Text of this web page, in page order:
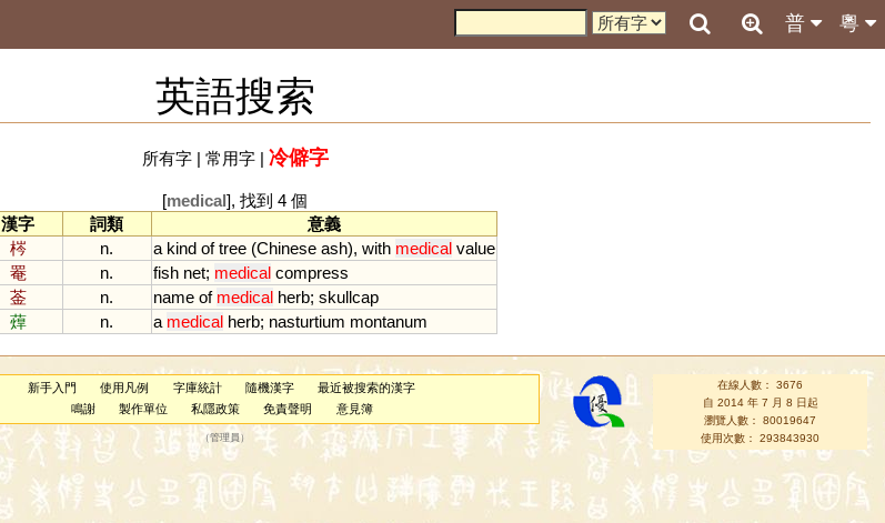
粵
普
英語搜索
所有字| 常用字| 冷僻字
[medical], 找到 4 個
漢字
詞類
意義
梣
n. a kind of tree(Chinese ash), with medical value
罨
n. fish net; medical compress
菳
n. name of medical herb; skullcap
蔊
n. a medical herb; nasturtium montanum
新手入門 使用凡例 字庫統計 隨機漢字
最近被搜索的漢字
鳴謝
製作單位 私隱政策 免責聲明 意見簿
（管理員 ）
在線人數： 3676
自 2014 年 7 月 8 日起
瀏覽人數： 80019647
使用次數： 293843930